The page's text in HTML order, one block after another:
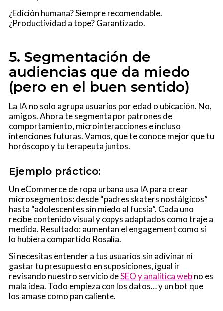
¿Edición humana? Siempre recomendable.
¿Productividad a tope? Garantizado.
5. Segmentación de
audiencias que da miedo
(pero en el buen sentido)
La IA no solo agrupa usuarios por edad o ubicación. No,
amigos. Ahora te segmenta por patrones de
comportamiento, microinteracciones e incluso
intenciones futuras. Vamos, que te conoce mejor que tu
horóscopo y tu terapeuta juntos.
Ejemplo práctico:
Un eCommerce de ropa urbana usa IA para crear
microsegmentos: desde “padres skaters nostálgicos”
hasta “adolescentes sin miedo al fucsia”. Cada uno
recibe contenido visual y copys adaptados como traje a
medida. Resultado: aumentan el engagement como si
lo hubiera compartido Rosalía.
Si necesitas entender a tus usuarios sin adivinar ni
gastar tu presupuesto en suposiciones, igual ir
revisando nuestro servicio deSEO y analítica webno es
mala idea. Todo empieza con los datos… y un bot que
los amase como pan caliente.